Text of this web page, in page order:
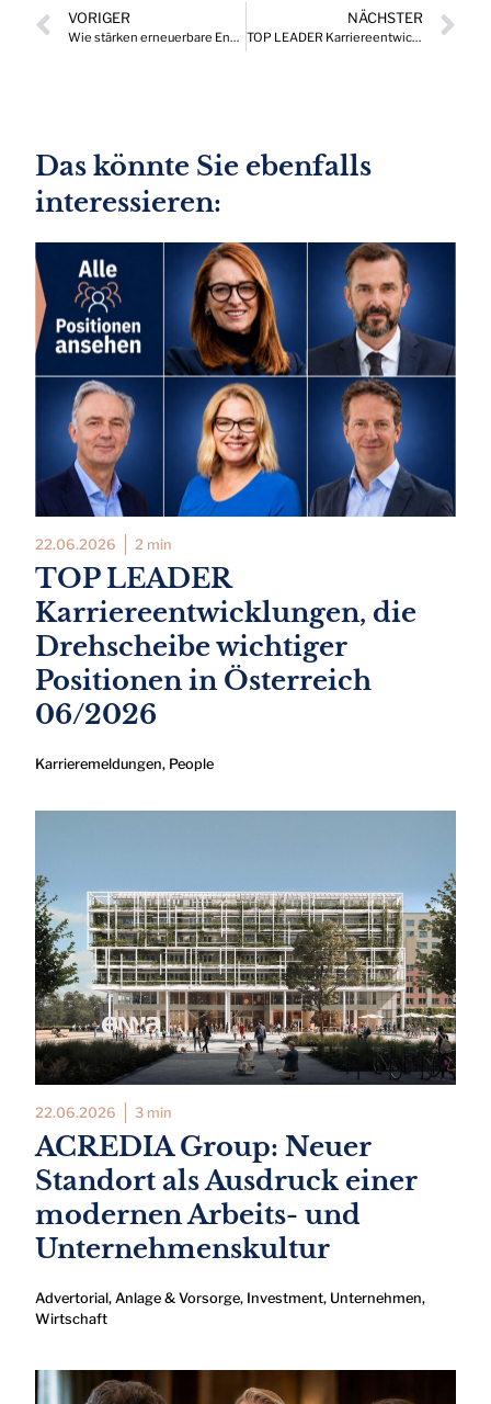
VORIGER
Wie stärken erneuerbare Energien den österreichischen Wirtschaftsstandort?
NÄCHSTER
TOP LEADER Karriereentwicklungen, die Drehscheibe wichtiger Positionen in Österreich 06/2024
Das könnte Sie ebenfalls
interessieren:
22.06.2026 2 min
TOP LEADER
Karriereentwicklungen, die
Drehscheibe wichtiger
Positionen in Österreich
06/2026
Karrieremeldungen, People
22.06.2026 3 min
ACREDIA Group: Neuer
Standort als Ausdruck einer
modernen Arbeits- und
Unternehmenskultur
Advertorial, Anlage & Vorsorge, Investment, Unternehmen,
Wirtschaft